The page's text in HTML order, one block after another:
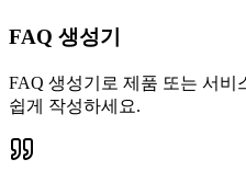
FAQ 생성기
FAQ 생성기로 제품 또는 서비
쉽게 작성하세요.